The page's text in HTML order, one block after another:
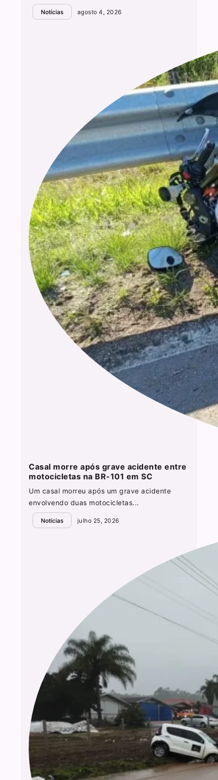
Notícias agosto 4, 2026
Casal morre após grave acidente entre
motocicletas na BR-101 em SC
Um casal morreu após um grave acidente
envolvendo duas motocicletas...
Notícias julho 25, 2026